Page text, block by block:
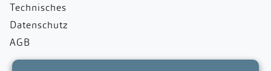
Technisches
Datenschutz
AGB